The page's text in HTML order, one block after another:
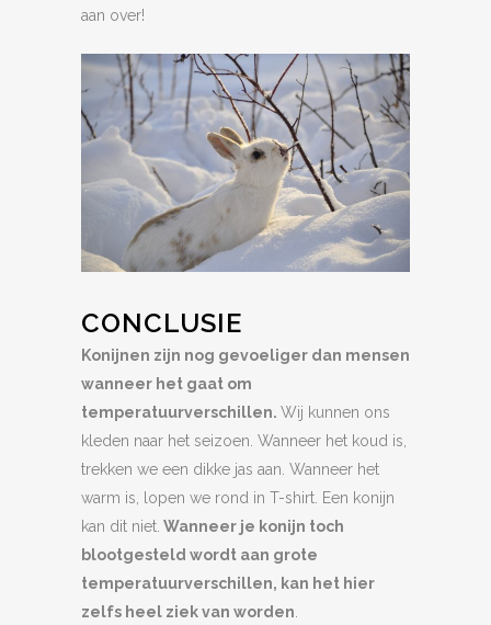
aan over!
CONCLUSIE
Konijnen zijn nog gevoeliger dan mensen
wanneer het gaat om
temperatuurverschillen. Wij kunnen ons
kleden naar het seizoen. Wanneer het koud is,
trekken we een dikke jas aan. Wanneer het
warm is, lopen we rond in T-shirt. Een konijn
kan dit niet. Wanneer je konijn toch
blootgesteld wordt aan grote
temperatuurverschillen, kan het hier
zelfs heel ziek van worden